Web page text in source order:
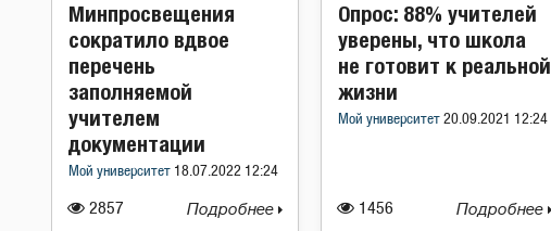
2857
Минпросвещения
сократило вдвое
перечень
заполняемой
учителем
документации
Мой университет 18.07.2022 12:24
Подробнее 1456
Опрос: 88% учителей
уверены, что школа
не готовит к реальной
жизни
Мой университет 20.09.2021 12:24
Подробнее